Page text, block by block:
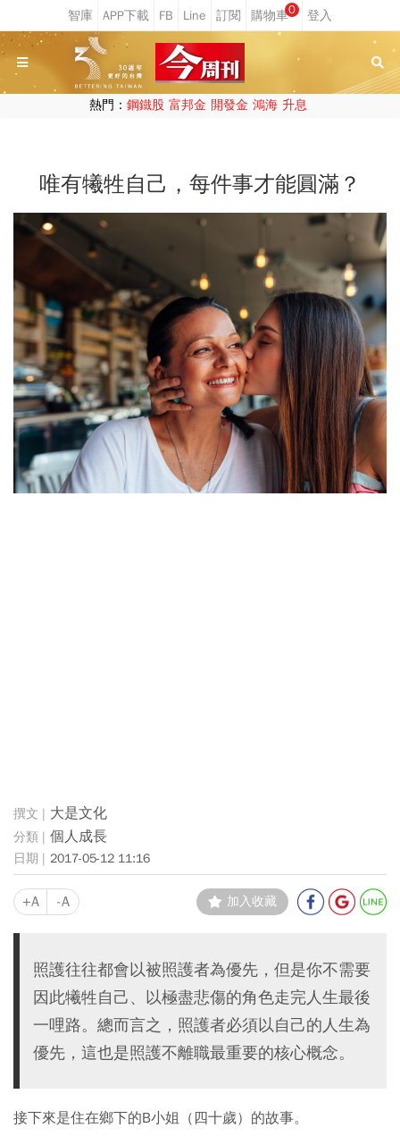
0
熱門： 鋼鐵股 富邦金 開發金 鴻海 升息
唯有犧牲自己，每件事才能圓滿？
大是文化
個人成長
2017-05-12 11:16
+A -A 加入收藏
照護往往都會以被照護者為優先，但是你不需要
因此犧牲自己、以極盡悲傷的角色走完人生最後
一哩路。總而言之，照護者必須以自己的人生為
優先，這也是照護不離職最重要的核心概念。
接下來是住在鄉下的B小姐（四十歲）的故事。